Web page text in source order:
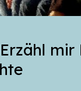
mir